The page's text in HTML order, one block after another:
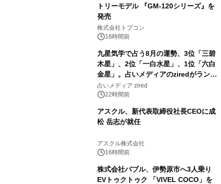
トリーモデル 『GM-120シリーズ』を
発売
株式会社トプコン
16時間前
九星気学で占う8月の運勢、3位「三碧
木星」、2位「一白水星」、1位「六白
金星」。占いメディアのziredがランキ
ングを発表
占いメディア zired
22時間前
アスクル、新代表取締役社長CEOに成
松 岳志が就任
アスクル株式会社
16時間前
株式会社バブル、伊勢原市へ3人乗り
EVトゥクトゥク 「VIVEL COCO」を